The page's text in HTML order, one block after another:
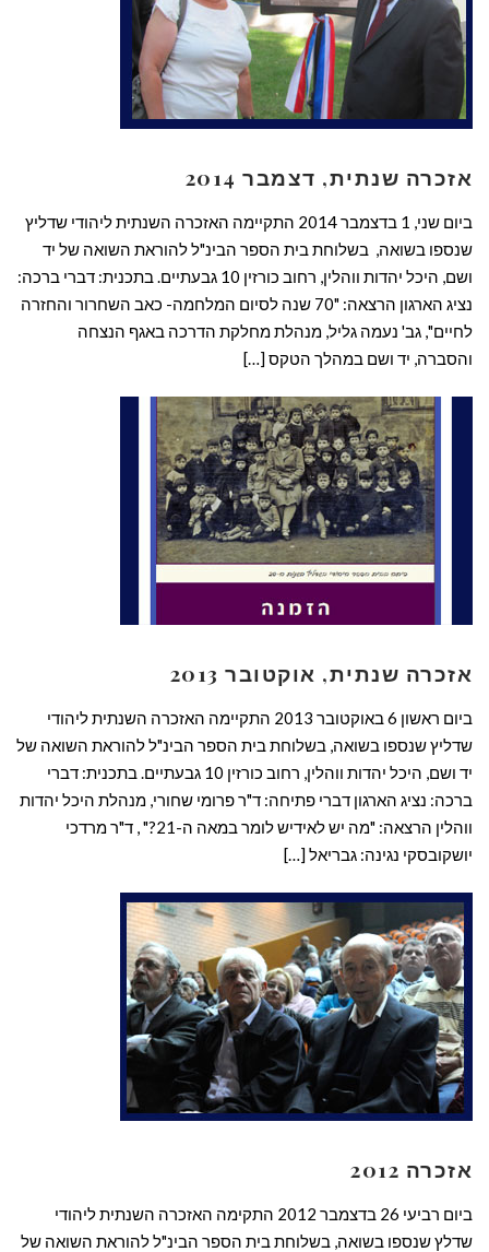
אזכרה שנתית, דצמבר 2014
ביום שני, 1 בדצמבר 2014 התקיימה האזכרה השנתית ליהודי שדליץ
שנספו בשואה, בשלוחת בית הספר הבינ"ל להוראת השואה של יד
ושם, היכל יהדות ווהלין, רחוב כורזין 10 גבעתיים. בתכנית: דברי ברכה:
נציג הארגון הרצאה: "70 שנה לסיום המלחמה- כאב השחרור והחזרה
לחיים", גב' נעמה גליל, מנהלת מחלקת הדרכה באגף הנצחה
והסברה, יד ושם במהלך הטקס […]
קרא עוד ←
אזכרה שנתית, אוקטובר 2013
ביום ראשון 6 באוקטובר 2013 התקיימה האזכרה השנתית ליהודי
שדליץ שנספו בשואה, בשלוחת בית הספר הבינ"ל להוראת השואה של
יד ושם, היכל יהדות ווהלין, רחוב כורזין 10 גבעתיים. בתכנית: דברי
ברכה: נציג הארגון דברי פתיחה: ד"ר פרומי שחורי, מנהלת היכל יהדות
ווהלין הרצאה: "מה יש לאידיש לומר במאה ה-21?" , ד"ר מרדכי
יושקובסקי נגינה: גבריאל […]
קרא עוד ←
אזכרה 2012
ביום רביעי 26 בדצמבר 2012 התקימה האזכרה השנתית ליהודי
שדלץ שנספו בשואה, בשלוחת בית הספר הבינ"ל להוראת השואה של